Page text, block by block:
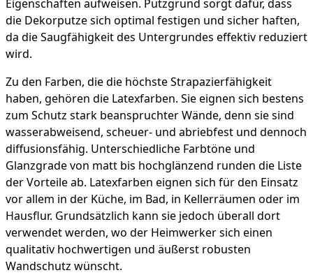
Eigenschaften aufweisen. Putzgrund sorgt dafür, dass
die Dekorputze sich optimal festigen und sicher haften,
da die Saugfähigkeit des Untergrundes effektiv reduziert
wird.
Zu den Farben, die die höchste Strapazierfähigkeit
haben, gehören die Latexfarben. Sie eignen sich bestens
zum Schutz stark beanspruchter Wände, denn sie sind
wasserabweisend, scheuer- und abriebfest und dennoch
diffusionsfähig. Unterschiedliche Farbtöne und
Glanzgrade von matt bis hochglänzend runden die Liste
der Vorteile ab. Latexfarben eignen sich für den Einsatz
vor allem in der Küche, im Bad, in Kellerräumen oder im
Hausflur. Grundsätzlich kann sie jedoch überall dort
verwendet werden, wo der Heimwerker sich einen
qualitativ hochwertigen und äußerst robusten
Wandschutz wünscht.